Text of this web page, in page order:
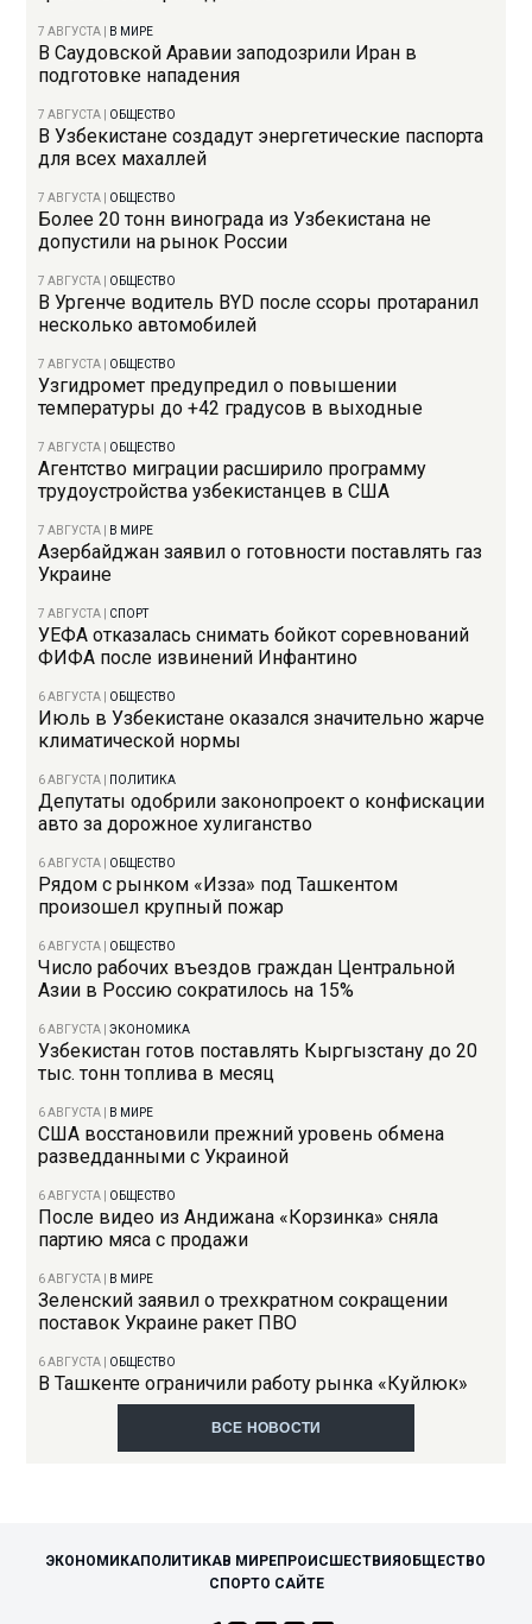
7 АВГУСТА В МИРЕ
В Саудовской Аравии заподозрили Иран в
подготовке нападения
7 АВГУСТА ОБЩЕСТВО
В Узбекистане создадут энергетические паспорта
для всех махаллей
7 АВГУСТА ОБЩЕСТВО
Более 20 тонн винограда из Узбекистана не
допустили на рынок России
7 АВГУСТА ОБЩЕСТВО
В Ургенче водитель BYD после ссоры протаранил
несколько автомобилей
7 АВГУСТА ОБЩЕСТВО
Узгидромет предупредил о повышении
температуры до +42 градусов в выходные
7 АВГУСТА ОБЩЕСТВО
Агентство миграции расширило программу
трудоустройства узбекистанцев в США
7 АВГУСТА В МИРЕ
Азербайджан заявил о готовности поставлять газ
Украине
7 АВГУСТА СПОРТ
УЕФА отказалась снимать бойкот соревнований
ФИФА после извинений Инфантино
6 АВГУСТА ОБЩЕСТВО
Июль в Узбекистане оказался значительно жарче
климатической нормы
6 АВГУСТА ПОЛИТИКА
Депутаты одобрили законопроект о конфискации
авто за дорожное хулиганство
6 АВГУСТА ОБЩЕСТВО
Рядом с рынком «Изза» под Ташкентом
произошел крупный пожар
6 АВГУСТА ОБЩЕСТВО
Число рабочих въездов граждан Центральной
Азии в Россию сократилось на 15%
6 АВГУСТА |ЭКОНОМИКА
Узбекистан готов поставлять Кыргызстану до 20
тыс. тонн топлива в месяц
6 АВГУСТА В МИРЕ
США восстановили прежний уровень обмена
разведданными с Украиной
6 АВГУСТА ОБЩЕСТВО
После видео из Андижана «Корзинка» сняла
партию мяса с продажи
6 АВГУСТА В МИРЕ
Зеленский заявил о трехкратном сокращении
поставок Украине ракет ПВО
6 АВГУСТА ОБЩЕСТВО
В Ташкенте ограничили работу рынка «Куйлюк»
ВСЕ НОВОСТИ
ЭКОНОМИКАПОЛИТИКАВ МИРЕПРОИСШЕСТВИЯ ОБЩЕСТВО
СПОРТО САЙТЕ